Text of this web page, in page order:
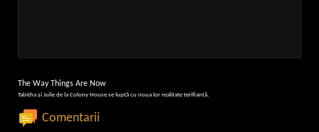
The Way Things Are Now
Tabitha și Julie de la Colony House se luptă cu noua lor realitate terifiantă.
Comentarii